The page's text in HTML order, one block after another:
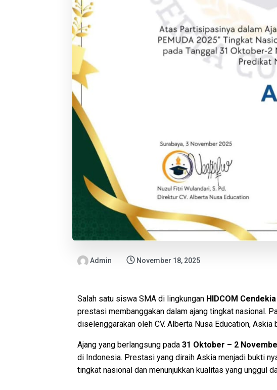
Admin November 18, 2025
Salah satu siswa SMA di lingkungan HIDCOM
prestasi membanggakan dalam ajang tingkat nasional.
diselenggarakan oleh CV. Alberta Nusa Education, Askia
Ajang yang berlangsung pada 31 Oktober – 2
di Indonesia. Prestasi yang diraih Askia menjadi bukti
tingkat nasional dan menunjukkan kualitas yang unggul